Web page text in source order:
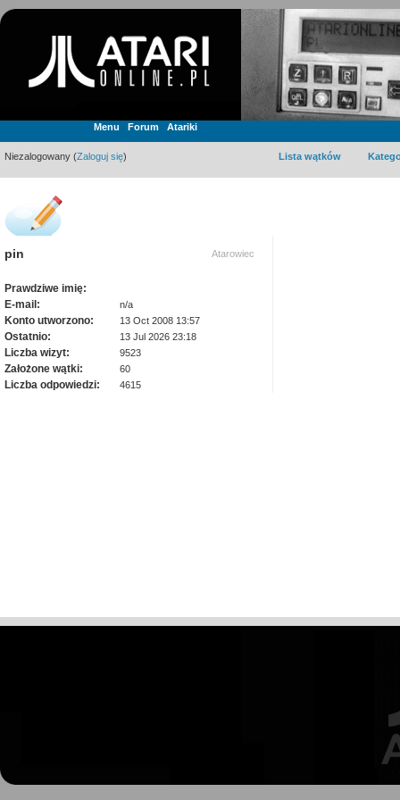
Menu Forum Atariki
Niezalogowany (Zaloguj się) Lista wątków
pin Atarowiec
Prawdziwe imię:
E-mail:
n/a
Konto utworzono: 13 Oct 2008 13:57
Ostatnio: 13 Jul 2026 23:18
Liczba wizyt: 9523
Założone wątki: 60
Liczba odpowiedzi: 4615